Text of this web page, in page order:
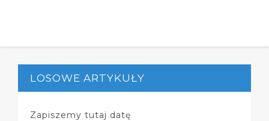
LOSOWE ARTYKUŁY
Zapiszemy tutaj datę